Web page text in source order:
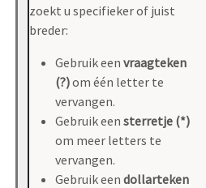
zoekt u specifieker of juist
breder:
Gebruik een vraagteken
(?)om één letter te
vervangen.
Gebruik een sterretje (*)
om meer letters te
vervangen.
Gebruik een dollarteken